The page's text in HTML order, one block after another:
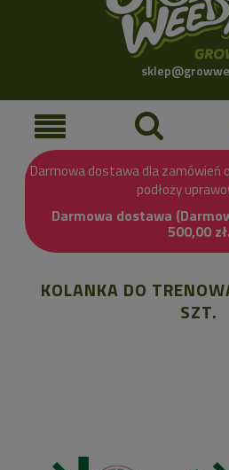
Darmowa dostawa dla zamówień
podłoży
Darmowa dostawa
500,00 zł.
KOLANKA DO
SZT.